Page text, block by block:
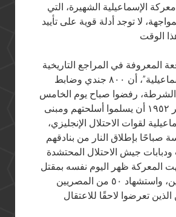
الإسماعيلية الشهيرة، التي
لا توجد أدلة قوية على تأييد
المعروفة في المراجع التاريخية
باسم “معركة الإسماعيلية”، أن ٨٠٠ جندي وضابط
رفضوا صباح يوم الخامس
والعشرين من يناير ١٩٥٢ أن يسلموا أسلحتهم ومبنى
لقوات الاحتلال الإنجليزي،
صباحًا بإطلاق النار من بنادقهم
ودبابات جيش الاحتلال المحتشدة
المعركة ظهر اليوم نفسه بمقتل
ثلاثة جنود بريطانيين، واستشهاد ٥٠ من المصريين